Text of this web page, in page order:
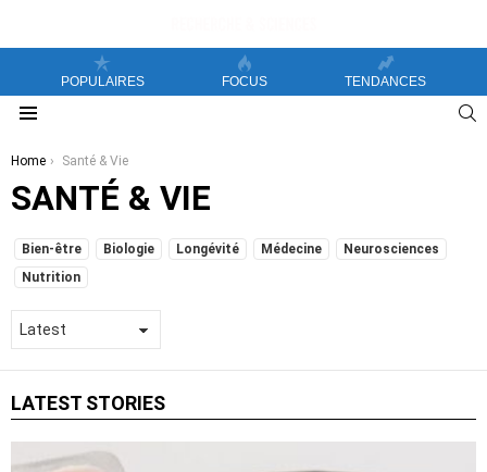
POPULAIRES FOCUS TENDANCES
You are here:
Home Santé & Vie
SANTÉ & VIE
SUBTERMS
Bien-être Biologie Longévité Médecine
Neurosciences
Nutrition
LATEST STORIES